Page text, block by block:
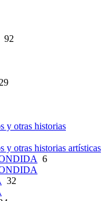
92
y otras historias
y otras historias artísticas
6
32